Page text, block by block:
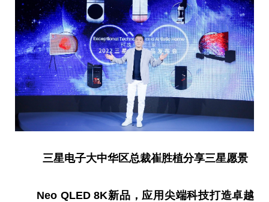
三星电子大中华区总裁崔胜植分享三星愿景
Neo QLED 8K新品，应用尖端科技打造卓越